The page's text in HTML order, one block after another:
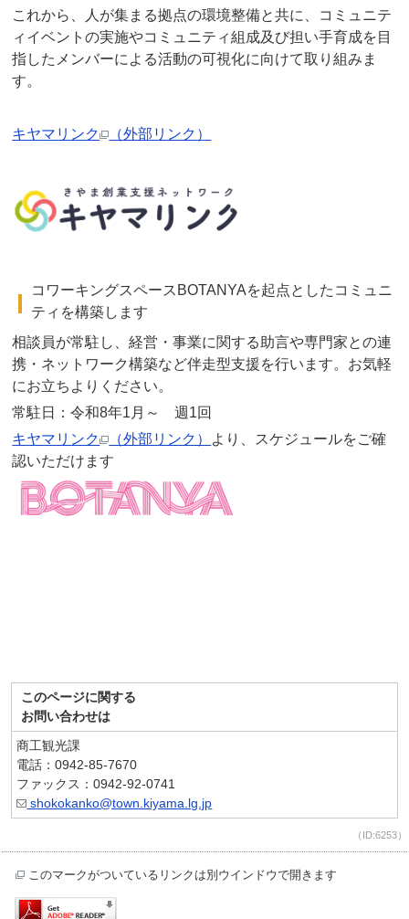
これから、人が集まる拠点の環境整備と共に、コミュニテ
ィイベントの実施やコミュニティ組成及び担い手育成を目
指したメンバーによる活動の可視化に向けて取り組みま
す。
キヤマリンク （外部リンク）
コワーキングスペースBOTANYAを起点としたコミュニ
ティを構築します
相談員が常駐し、経営・事業に関する助言や専門家との連
携・ネットワーク構築など伴走型支援を行います。お気軽
にお立ちよりください。
常駐日：令和8年1月～ 週1回
キヤマリンク
（外部リンク） より、スケジュールをご確
認いただけます
このページに関する
お問い合わせは
商工観光課
電話：0942-85-7670
ファックス：0942-92-0741
shokokanko@town.kiyama.lg.jp
（ID:6253）
このマークがついているリンクは別ウインドウで開きます